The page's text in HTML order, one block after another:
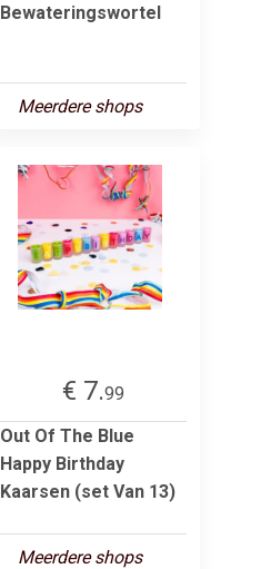
Bewateringswortel
Meerdere shops
€ 7.99
Out Of The Blue
Happy Birthday
Kaarsen (set Van 13)
Meerdere shops